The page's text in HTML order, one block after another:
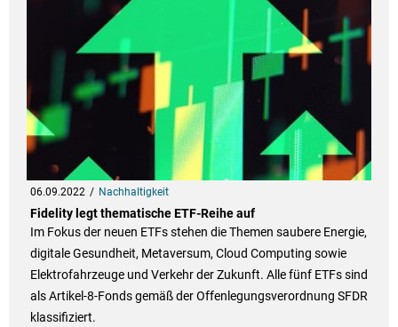
06.09.2022 Nachhaltigkeit
Fidelity legt thematische ETF-Reihe auf
Im Fokus der neuen ETFs stehen die Themen saubere Energie,
digitale Gesundheit, Metaversum, Cloud Computing sowie
Elektrofahrzeuge und Verkehr der Zukunft. Alle fünf ETFs sind
als Artikel-8-Fonds gemäß der Offenlegungsverordnung SFDR
klassifiziert.